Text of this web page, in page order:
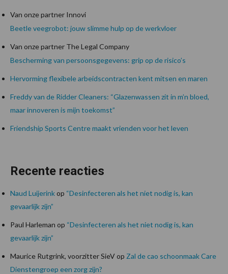
Van onze partner Innovi
Beetle veegrobot: jouw slimme hulp op de werkvloer
Van onze partner The Legal Company
Bescherming van persoonsgegevens: grip op de risico’s
Hervorming flexibele arbeidscontracten kent mitsen en maren
Freddy van de Ridder Cleaners: “Glazenwassen zit in m’n bloed,
maar innoveren is mijn toekomst”
Friendship Sports Centre maakt vrienden voor het leven
Recente reacties
Naud Luijerinkop “Desinfecteren als het niet nodig is, kan
gevaarlijk zijn”
Paul Harleman op “Desinfecteren als het niet nodig is, kan
gevaarlijk zijn”
Maurice Rutgrink, voorzitter SieVop Zal de cao schoonmaak Care
Dienstengroep een zorg zijn?